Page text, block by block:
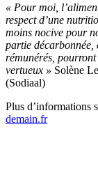
« Pour moi,
respect d’une
moins nocive pour
partie décarbonnée,
rémunérés,
vertueux » Solène
(Sodiaal)
Plus d’informations
demain.fr